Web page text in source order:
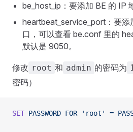
be_host_ip：要添加 BE 的 IP
heartbeat_service_port：要添
口，可以查看 be.conf 里的
默认是 9050。
修改 root 和 admin 的密码为
密码）
SET PASSWORD FOR 'root' =